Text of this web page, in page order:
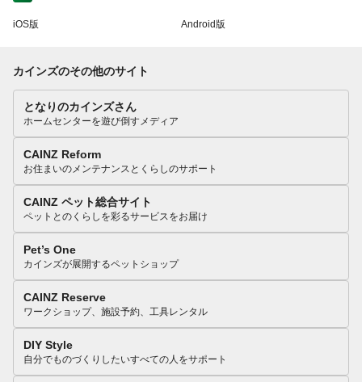
iOS版 Android版
カインズのその他のサイト
となりのカインズさん
ホームセンターを遊び倒すメディア
CAINZ Reform
お住まいのメンテナンスとくらしのサポート
CAINZ ペット総合サイト
ペットとのくらしを彩るサービスをお届け
Pet’s One
カインズが展開するペットショップ
CAINZ Reserve
ワークショップ、施設予約、工具レンタル
DIY Style
自分でものづくりしたいすべての人をサポート